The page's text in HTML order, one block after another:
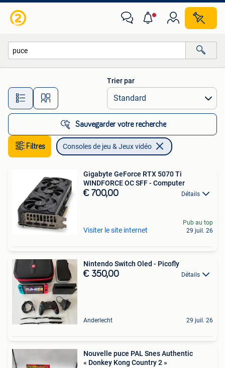
Toutes les distances…
Trier par
Sauvegarder votre recherche
Filtres Consoles de jeu & Jeux vidéo
Gigabyte GeForce RTX 5070 Ti
WINDFORCE OC SFF - Computer
€ 700,00 Détails
Visiter le site internet
Pub au top
29 juil. 26
Nintendo Switch Oled - Picofly
€ 350,00 Détails
Anderlecht 29 juil. 26
Nouvelle puce PAL Snes Authentic
« Donkey Kong Country 2 »